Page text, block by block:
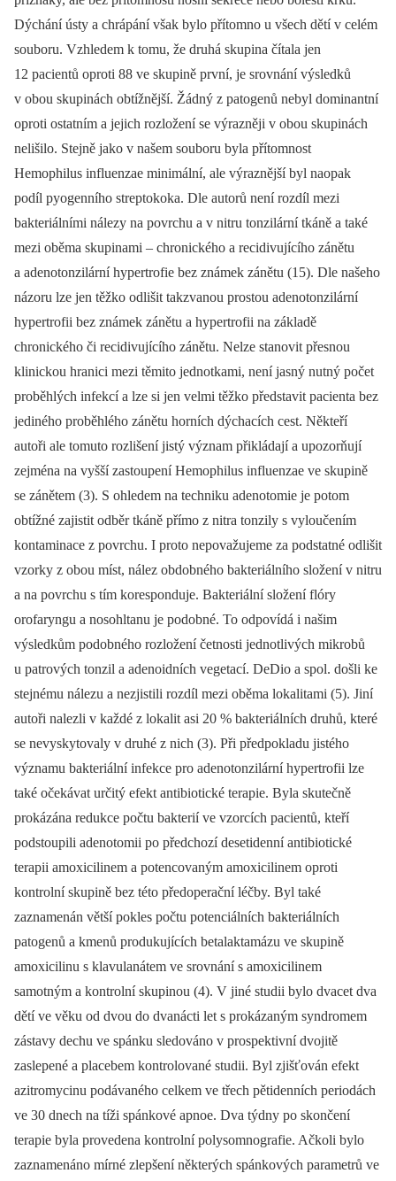
Dýchání ústy a chrápání však bylo přítomno u všech dětí v celém
souboru. Vzhledem k tomu, že druhá skupina čítala jen
12 pacientů oproti 88 ve skupině první, je srovnání výsledků
v obou skupinách obtížnější. Žádný z patogenů nebyl dominantní
oproti ostatním a jejich rozložení se výrazněji v obou skupinách
nelišilo. Stejně jako v našem souboru byla přítomnost
Hemophilus influenzae minimální, ale výraznější byl naopak
podíl pyogenního streptokoka. Dle autorů není rozdíl mezi
bakteriálními nálezy na povrchu a v nitru tonzilární tkáně a také
mezi oběma skupinami –⁠ chronického a recidivujícího zánětu
a adenotonzilární hypertrofie bez známek zánětu (15). Dle našeho
názoru lze jen těžko odlišit takzvanou prostou adenotonzilární
hypertrofii bez známek zánětu a hypertrofii na základě
chronického či recidivujícího zánětu. Nelze stanovit přesnou
klinickou hranici mezi těmito jednotkami, není jasný nutný počet
proběhlých infekcí a lze si jen velmi těžko představit pacienta bez
jediného proběhlého zánětu horních dýchacích cest. Někteří
autoři ale tomuto rozlišení jistý význam přikládají a upozorňují
zejména na vyšší zastoupení Hemophilus influenzae ve skupině
se zánětem (3). S ohledem na techniku adenotomie je potom
obtížné zajistit odběr tkáně přímo z nitra tonzily s vyloučením
kontaminace z povrchu. I proto nepovažujeme za podstatné odlišit
vzorky z obou míst, nález obdobného bakteriálního složení v nitru
a na povrchu s tím koresponduje. Bakteriální složení flóry
orofaryngu a nosohltanu je podobné. To odpovídá i našim
výsledkům podobného rozložení četnosti jednotlivých mikrobů
u patrových tonzil a adenoidních vegetací. DeDio a spol. došli ke
stejnému nálezu a nezjistili rozdíl mezi oběma lokalitami (5). Jiní
autoři nalezli v každé z lokalit asi 20 % bakteriálních druhů, které
se nevyskytovaly v druhé z nich (3). Při předpokladu jistého
významu bakteriální infekce pro adenotonzilární hypertrofii lze
také očekávat určitý efekt antibiotické terapie. Byla skutečně
prokázána redukce počtu bakterií ve vzorcích pacientů, kteří
podstoupili adenotomii po předchozí desetidenní antibiotické
terapii amoxicilinem a potencovaným amoxicilinem oproti
kontrolní skupině bez této předoperační léčby. Byl také
zaznamenán větší pokles počtu potenciálních bakteriálních
patogenů a kmenů produkujících betalaktamázu ve skupině
amoxicilinu s klavulanátem ve srovnání s amoxicilinem
samotným a kontrolní skupinou (4). V jiné studii bylo dvacet dva
dětí ve věku od dvou do dvanácti let s prokázaným syndromem
zástavy dechu ve spánku sledováno v prospektivní dvojitě
zaslepené a placebem kontrolované studii. Byl zjišťován efekt
azitromycinu podávaného celkem ve třech pětidenních periodách
ve 30 dnech na tíži spánkové apnoe. Dva týdny po skončení
terapie byla provedena kontrolní polysomnografie. Ačkoli bylo
zaznamenáno mírné zlepšení některých spánkových parametrů ve